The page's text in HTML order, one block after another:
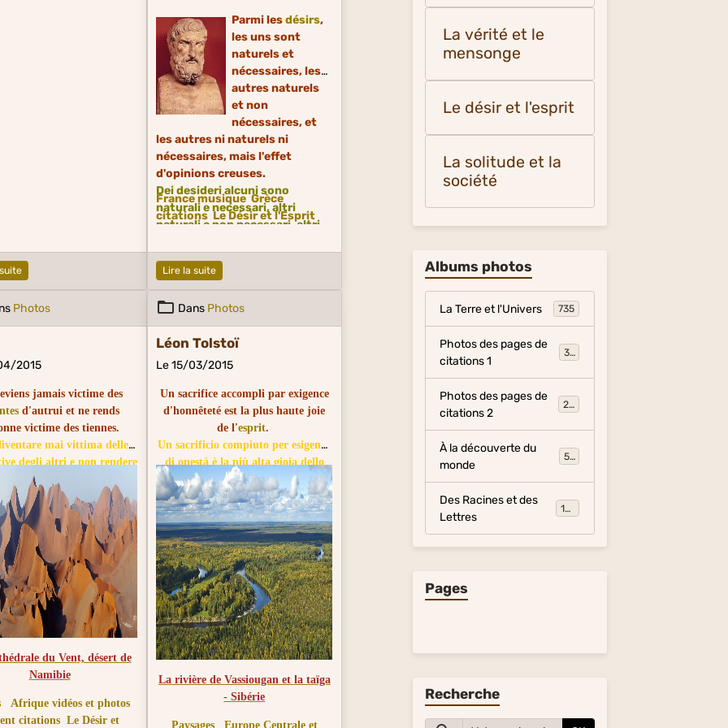
Parmi lesdésirs,
les uns sont
naturels et
nécessaires, les
autres naturels
et non
nécessaires, et
les autres ni naturels ni
nécessaires, mais l'effet
d'opinions creuses.
Dei desideri alcuni sono
naturali e necessari, altri
naturali e non necessari, altri
originati davana opinione.
France musique Grèce
citations Le Désir et l'Esprit
Lire la suite
Photos
2015
jamais victime des
d'autrui et ne rends
victime des tiennes.
mai vittima delle
degli altri e non rendere
vittima delle tue.
du Vent, désert de
Namibie
Afrique vidéos et photos
citations Le Désir et
Dans Photos
Léon Tolstoï
Le 15/03/2015
Un sacrifice accompli par exigence
d'honnêteté est la plus haute joie
de l'esprit.
Un sacrificio compiuto per esigenza
di onestà è la più alta gioia dello
spirito.
La rivière de Vassiougan et la taïga
- Sibérie
Paysages Europe Centrale et
La vérité et le
mensonge
Le désir et l'esprit
La solitude et la
société
Albums photos
La Terre et l'Univers 735
Photos des pages de
citations 1
317
Photos des pages de
citations 2
281
À la découverte du
monde
54
Des Racines et des
Lettres
134
Pages
Recherche